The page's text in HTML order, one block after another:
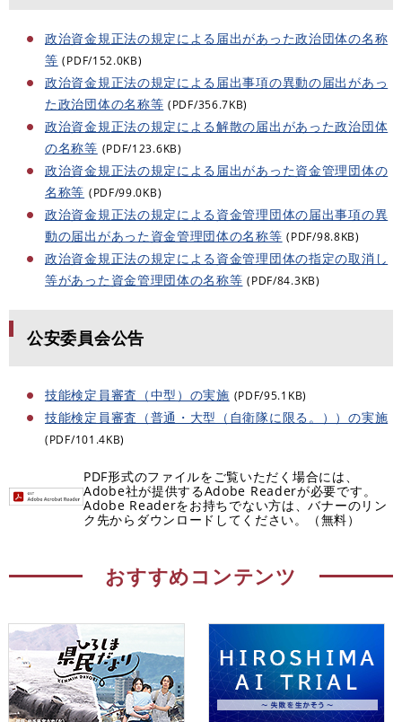
政治資金規正法の規定による届出があった政治団体の名称
等 (PDF/152.0KB)
政治資金規正法の規定による届出事項の異動の届出があっ
た政治団体の名称等 (PDF/356.7KB)
政治資金規正法の規定による解散の届出があった政治団体
の名称等 (PDF/123.6KB)
政治資金規正法の規定による届出があった資金管理団体の
名称等 (PDF/99.0KB)
政治資金規正法の規定による資金管理団体の届出事項の異
動の届出があった資金管理団体の名称等 (PDF/98.8KB)
政治資金規正法の規定による資金管理団体の指定の取消し
等があった資金管理団体の名称等 (PDF/84.3KB)
公安委員会公告
技能検定員審査（中型）の実施 (PDF/95.1KB)
技能検定員審査（普通・大型（自衛隊に限る。））の実施
(PDF/101.4KB)
PDF形式のファイルをご覧いただく場合には、
Adobe社が提供するAdobe Readerが必要です。
Adobe Readerをお持ちでない方は、バナーのリン
ク先からダウンロードしてください。（無料）
おすすめコンテンツ